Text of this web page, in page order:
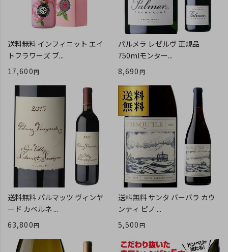
送料無料 インフィニット エイ
トフラワーズ ブ...
17,600
パルメラ レゼルヴ 正規品
750mlモンター...
8,690
送料無料 パルマッツ ヴィンヤ
ード カベルネ ...
63,800
送料無料 サンタ バーバラ カウ
ンティ ピノ ...
5,500